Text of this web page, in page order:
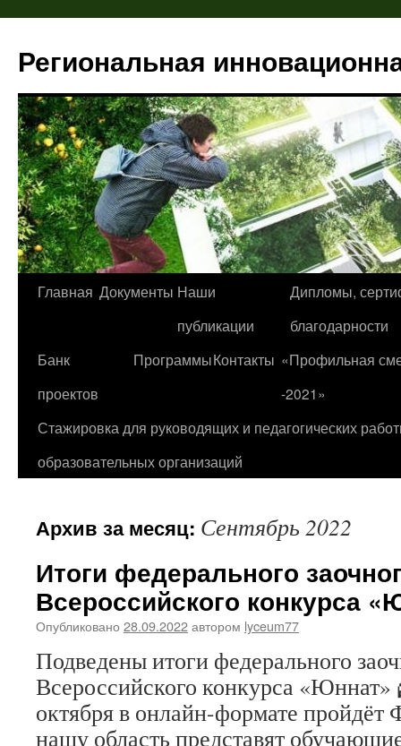
Региональная
Перейти
содержимому
Главная Документы Наши
публикации
Дипломы,
благодарности
Банк
проектов
ПрограммыКонтакты «Профильная
-2021»
Стажировка для руководящих и педагогических
образовательных организаций
Архив за месяц: Сентябрь 2022
Итоги федерального
Всероссийского конкурса
Опубликовано 28.09.2022автором lyceum77
Подведены итоги федерального
Всероссийского конкурса
октября в онлайн-формате пройдёт
нашу область представят